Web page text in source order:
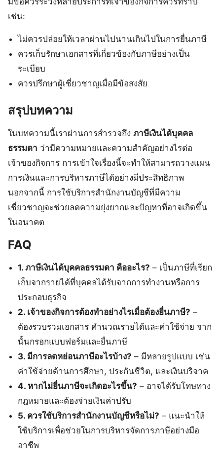
เช่น:
ไม่ควรปล่อยให้เวลาผ่านไปนานเกินไปในการยื่นภาษี
ควรเก็บรักษาเอกสารที่เกี่ยวข้องกับภาษีอย่างเป็น
ระเบียบ
ควรปรึกษาผู้เชี่ยวชาญเมื่อมีข้อสงสัย
สรุปบทความ
ในบทความนี้เราผ่านการสำรวจถึง ภาษีเงินได้บุคคล
ธรรมดา ว่ามีความหมายและความสำคัญอย่างไรต่อ
เจ้าของกิจการ การเข้าใจเรื่องนี้จะทำให้สามารถวางแผน
การเงินและการบริหารภาษีได้อย่างมีประสิทธิภาพ
นอกจากนี้ การใช้บริการสำนักงานบัญชีที่มีความ
เชี่ยวชาญจะช่วยลดความยุ่งยากและปัญหาที่อาจเกิดขึ้น
ในอนาคต
FAQ
1. ภาษีเงินได้บุคคลธรรมดา คืออะไร? – เป็นภาษีที่เรียก
เก็บจากรายได้ที่บุคคลได้รับจากการทำงานหรือการ
ประกอบธุรกิจ
2. เจ้าของกิจการต้องทำอย่างไรเมื่อต้องยื่นภาษี? –
ต้องรวบรวมเอกสาร คำนวณรายได้และค่าใช้จ่าย จาก
นั้นกรอกแบบฟอร์มและยื่นภาษี
3. มีการลดหย่อนภาษีอะไรบ้าง? – มีหลายรูปแบบ เช่น
ค่าใช้จ่ายด้านการศึกษา, ประกันชีวิต, และเงินบริจาค
4. หากไม่ยื่นภาษีจะเกิดอะไรขึ้น? – อาจได้รับโทษทาง
กฎหมายและต้องจ่ายเงินค่าปรับ
5. ควรใช้บริการสำนักงานบัญชีหรือไม่? – แนะนำให้
ใช้บริการเพื่อช่วยในการบริหารจัดการภาษีอย่างมือ
อาชีพ